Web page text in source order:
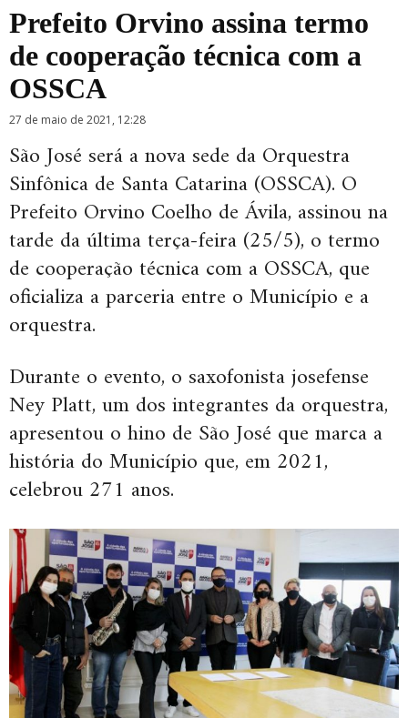
Prefeito Orvino assina termo
de cooperação técnica com a
OSSCA
27 de maio de 2021, 12:28
São José será a nova sede da Orquestra
Sinfônica de Santa Catarina (OSSCA). O
Prefeito Orvino Coelho de Ávila, assinou na
tarde da última terça-feira (25/5), o termo
de cooperação técnica com a OSSCA, que
oficializa a parceria entre o Município e a
orquestra.
Durante o evento, o saxofonista josefense
Ney Platt, um dos integrantes da orquestra,
apresentou o hino de São José que marca a
história do Município que, em 2021,
celebrou 271 anos.